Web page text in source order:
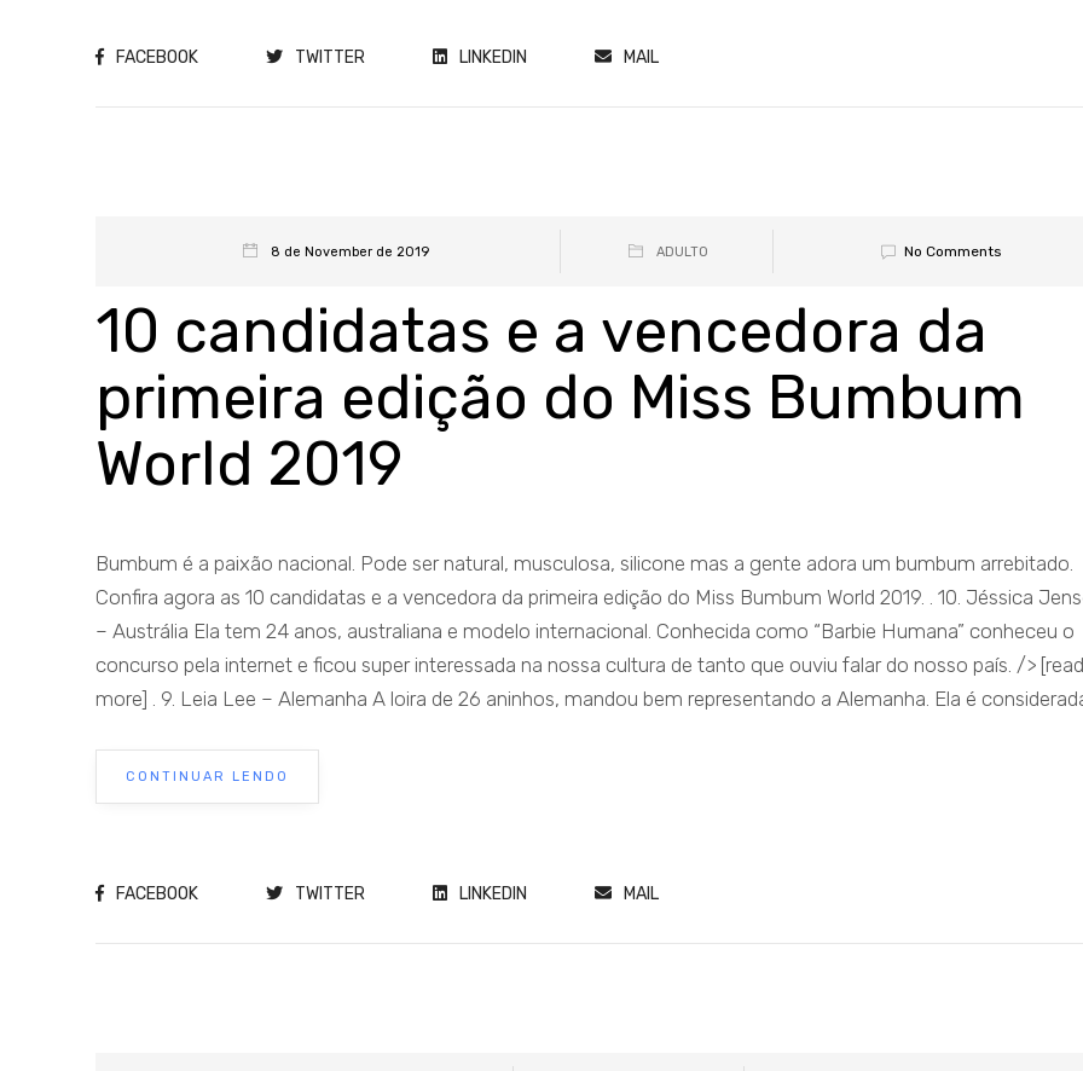
FACEBOOK TWITTER LINKEDIN MAIL
8 de November de 2019 ADULTO No Comments
10 candidatas e a vencedora da
primeira edição do Miss Bumbum
World 2019
Bumbum é a paixão nacional. Pode ser natural, musculosa, silicone mas a gente adora um bumbum arrebitado.
Confira agora as 10 candidatas e a vencedora da primeira edição do Miss Bumbum World 2019. . 10. Jéssica
– Austrália Ela tem 24 anos, australiana e modelo internacional. Conhecida como “Barbie Humana” conheceu o
concurso pela internet e ficou super interessada na nossa cultura de tanto que ouviu falar do nosso país. /> [read
more] . 9. Leia Lee – Alemanha A loira de 26 aninhos, mandou bem representando a Alemanha. Ela é
CONTINUAR LENDO
FACEBOOK TWITTER LINKEDIN MAIL